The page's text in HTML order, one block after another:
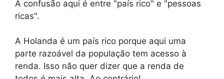
A confusão aqui é entre "país rico" e "pessoas
ricas".
A Holanda é um país rico porque aqui uma
parte razoável da população tem acesso à
renda. Isso não quer dizer que a renda de